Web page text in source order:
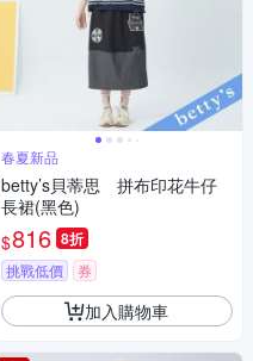
春夏新品
betty’s貝蒂思 拼布印花牛仔
長裙(黑色)
$816 8折
挑戰低價 券
加入購物車